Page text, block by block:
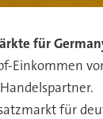
für
für